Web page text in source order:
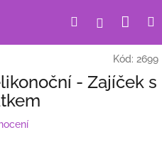
HledatPřihlášení
Kód: 2699
- Zajíček s